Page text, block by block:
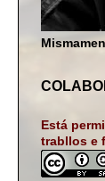
Está
trabllos e